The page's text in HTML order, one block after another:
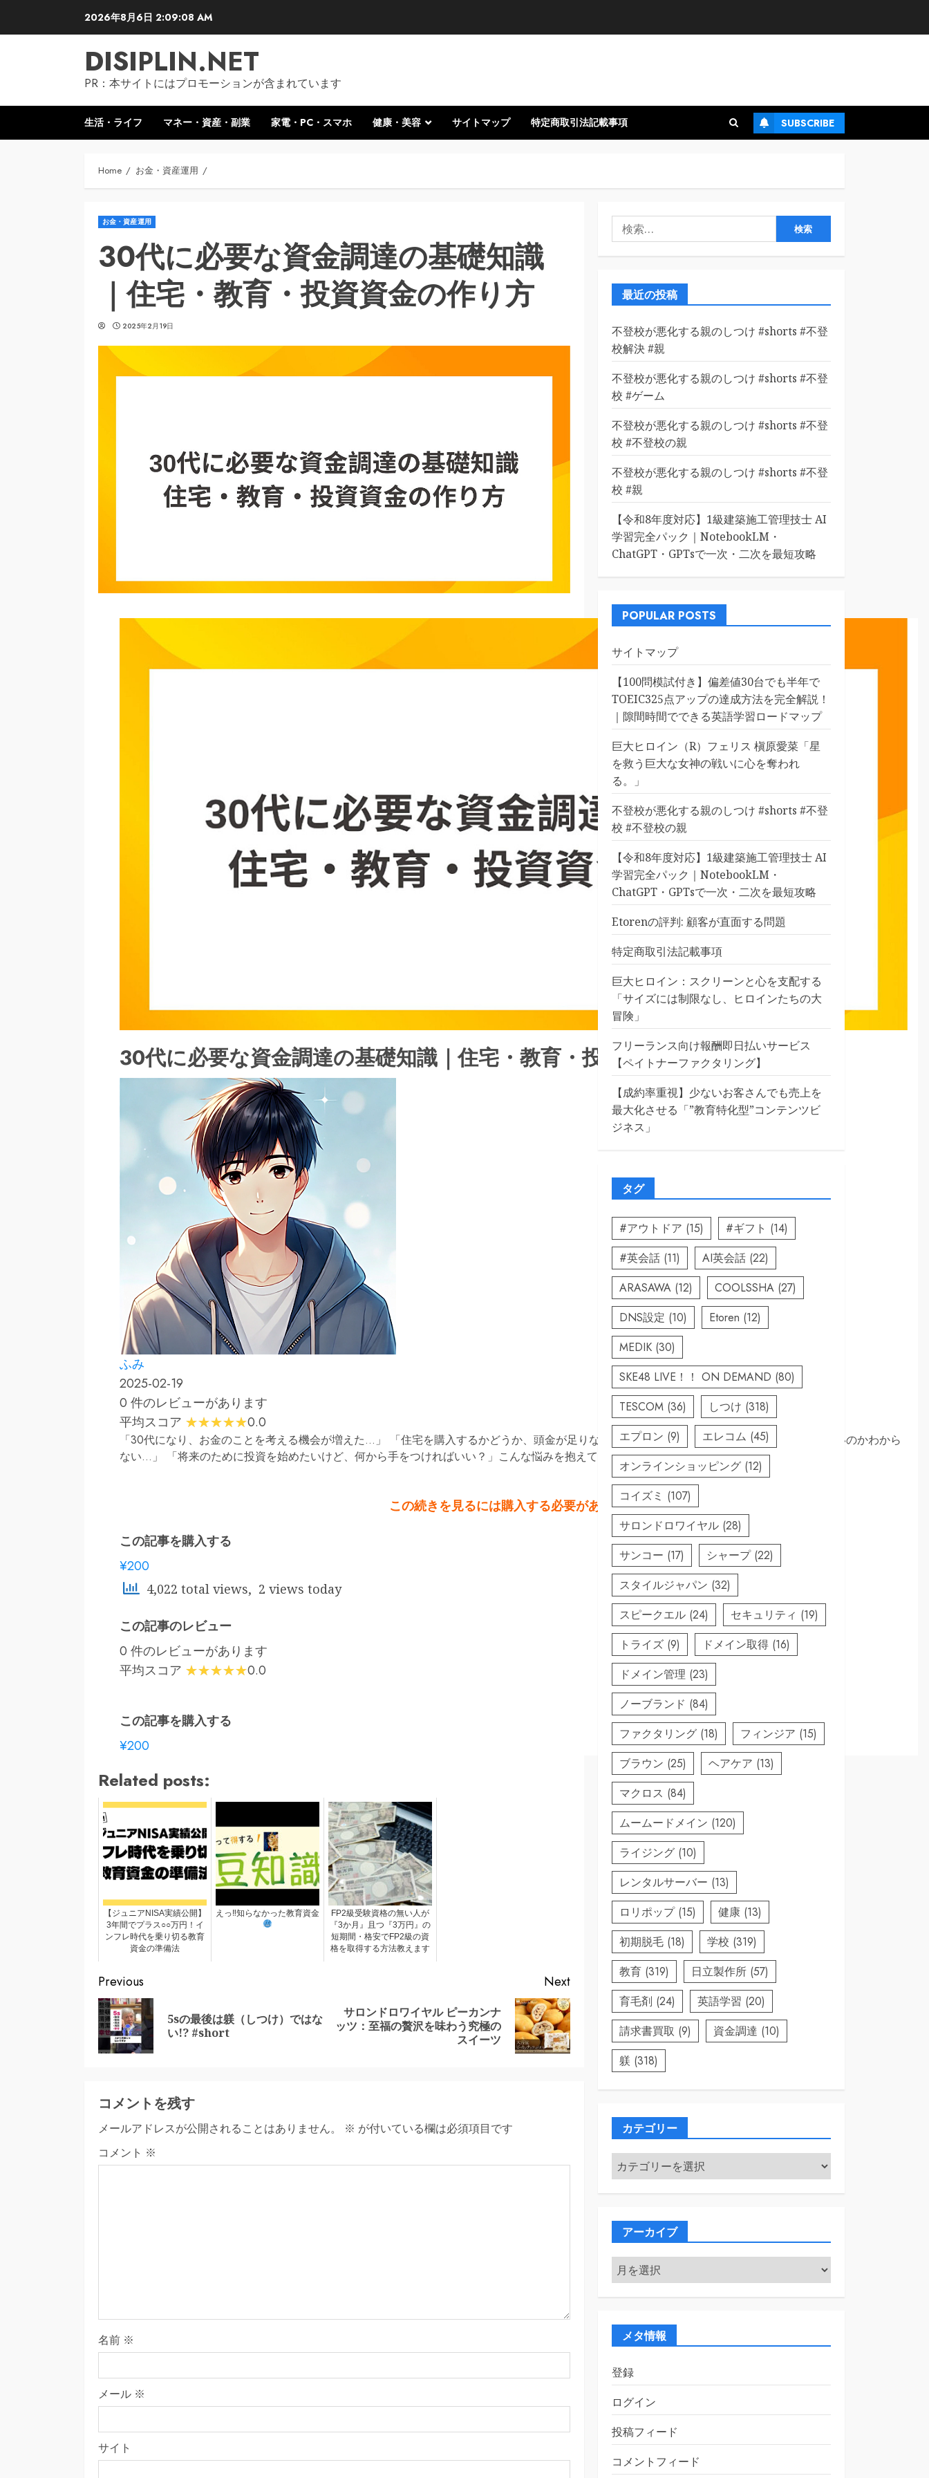
2026年8月6日 2:09:09 AM
DISIPLIN.NET
PR：本サイトにはプロモーションが含まれています
生活・ライフ マネー・資産・副業 家電・PC・スマホ 健康・美容 サイトマップ 特定商取引法記載事項 SUBSCRIBE
Home お金・資産運用
お金・資産運用
30代に必要な資金調達の基礎知識
｜住宅・教育・投資資金の作り方
2025年2月19日
30代に必要な資金調達の基礎知識｜住宅・教育・投資資金の作り方
ふみ
2025-02-19
0 件のレビューがあります
平均スコア
0.0
「30代になり、お金のことを考える機会が増えた…」 「住宅を購入するかどうか、頭金が足りない…」 「子どもの教育資金をどう確保すればいいのかわから
ない…」 「将来のために投資を始めたいけど、何から手をつければいい？」こんな悩みを抱えていませんか？この記事では、そんな不安を解消し、
この続きを見るには購入する必要があります
この記事を購入する
¥200
4,022 total views, 2 views today
この記事のレビュー
0 件のレビューがあります
平均スコア
0.0
この記事を購入する
¥200
Related posts:
【ジュニアNISA実績公開】
3年間でプラス○○万円！イ
ンフレ時代を乗り切る教育
資金の準備法
えっ‼︎知らなかった教育資金
FP2級受験資格の無い人が
『3か月』且つ『3万円』の
短期間・格安でFP2級の資
格を取得する方法教えます
Continue
Reading
Previous
Previous
5sの最後は躾（しつけ）ではな
い!? #short
Next
Next
サロンドロワイヤル ピーカンナ
ッツ：至福の贅沢を味わう究極の
スイーツ
コメントを残す
メールアドレスが公開されることはありません。 ※ が付いている欄は必須項目です
コメント ※
名前 ※
メール ※
サイト
検
索:
最近の投稿
不登校が悪化する親のしつけ #shorts #不登
校解決 #親
不登校が悪化する親のしつけ #shorts #不登
校 #ゲーム
不登校が悪化する親のしつけ #shorts #不登
校 #不登校の親
不登校が悪化する親のしつけ #shorts #不登
校 #親
【令和8年度対応】1級建築施工管理技士 AI
学習完全パック｜NotebookLM・
ChatGPT・GPTsで一次・二次を最短攻略
POPULAR POSTS
サイトマップ
【100問模試付き】偏差値30台でも半年で
TOEIC325点アップの達成方法を完全解説！
｜隙間時間でできる英語学習ロードマップ
巨大ヒロイン（R）フェリス 槇原愛菜「星
を救う巨大な女神の戦いに心を奪われ
る。」
不登校が悪化する親のしつけ #shorts #不登
校 #不登校の親
【令和8年度対応】1級建築施工管理技士 AI
学習完全パック｜NotebookLM・
ChatGPT・GPTsで一次・二次を最短攻略
Etorenの評判: 顧客が直面する問題
特定商取引法記載事項
巨大ヒロイン：スクリーンと心を支配する
「サイズには制限なし、ヒロインたちの大
冒険」
フリーランス向け報酬即日払いサービス
【ペイトナーファクタリング】
【成約率重視】少ないお客さんでも売上を
最大化させる「”教育特化型”コンテンツビ
ジネス」
タグ
#アウトドア (15) #ギフト (14)
#英会話 (11) AI英会話 (22)
ARASAWA (12) COOLSSHA (27)
DNS設定 (10) Etoren (12)
MEDIK (30)
SKE48 LIVE！！ ON DEMAND (80)
TESCOM (36) しつけ (318)
エプロン (9) エレコム (45)
オンラインショッピング (12)
コイズミ (107)
サロンドロワイヤル (28)
サンコー (17) シャープ(22)
スタイルジャパン (32)
スピークエル (24) セキュリティ (19)
トライズ (9) ドメイン取得 (16)
ドメイン管理 (23)
ノーブランド (84)
ファクタリング (18) フィンジア (15)
ブラウン (25) ヘアケア (13)
マクロス (84)
ムームードメイン (120)
ライジング (10)
レンタルサーバー (13)
ロリポップ(15) 健康 (13)
初期脱毛 (18) 学校 (319)
教育 (319) 日立製作所 (57)
育毛剤 (24) 英語学習 (20)
請求書買取 (9) 資金調達 (10)
躾 (318)
カテゴリー
カ
テ
ゴ
アーカイブ
ア
ー
カ
メタ情報
登録
ログイン
投稿フィード
コメントフィード